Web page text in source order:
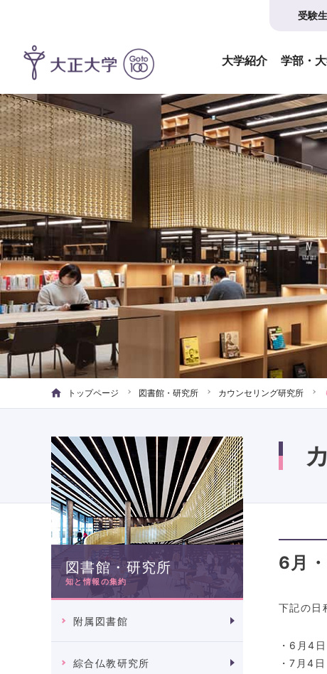
受験
大学紹介 学部・
トップページ 図書館・研究所 カウンセリング研究所
図書館・研究所
知と情報の集約
附属図書館
綜合仏教研究所
6月
下記の日
・6月4
・7月4日